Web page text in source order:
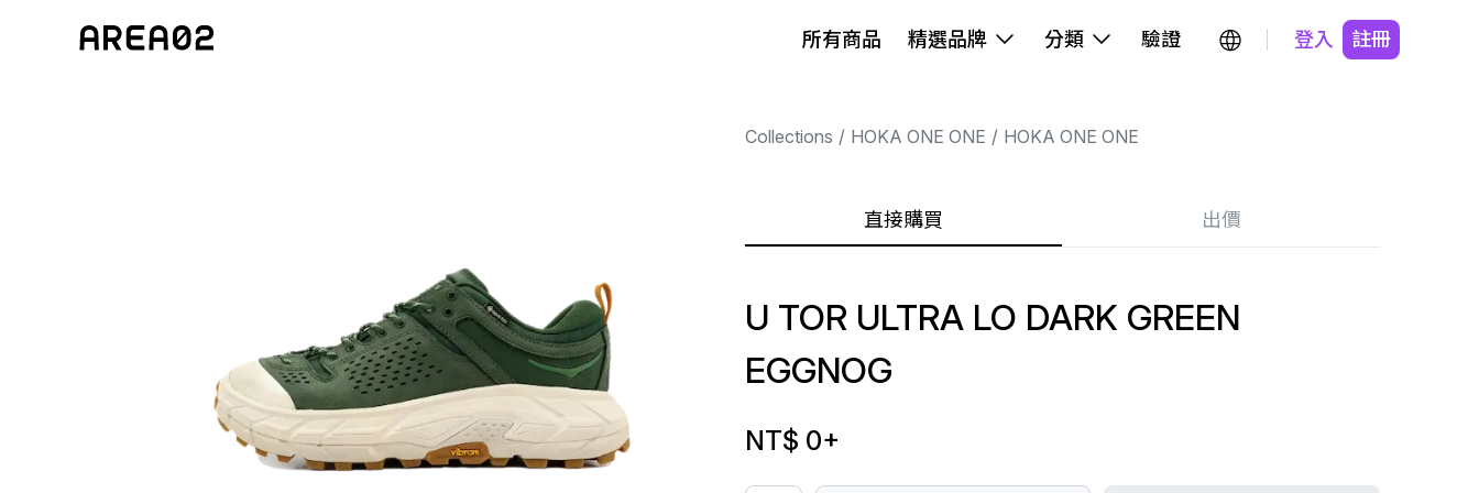
所有商品 精選品牌 分類 驗證 登入 註冊
Collections HOKA ONE ONE HOKA ONE ONE
直接購買 出價
U TOR ULTRA LO DARK GREEN
EGGNOG
NT$ 0+